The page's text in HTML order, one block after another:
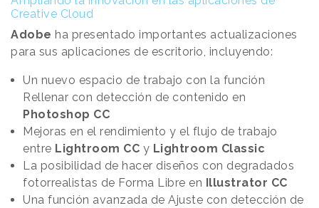
Creative Cloud
Adobe ha presentado importantes actualizaciones
para sus aplicaciones de escritorio, incluyendo:
Un nuevo espacio de trabajo con la función
Rellenar con detección de contenido en
Photoshop CC
Mejoras en el rendimiento y el flujo de trabajo
entre Lightroom CC y Lightroom Classic
La posibilidad de hacer diseños con degradados
fotorrealistas de Forma Libre en Illustrator CC
Una función avanzada de Ajuste con detección de